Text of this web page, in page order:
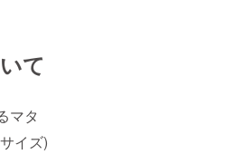
て
マタ
イズ)